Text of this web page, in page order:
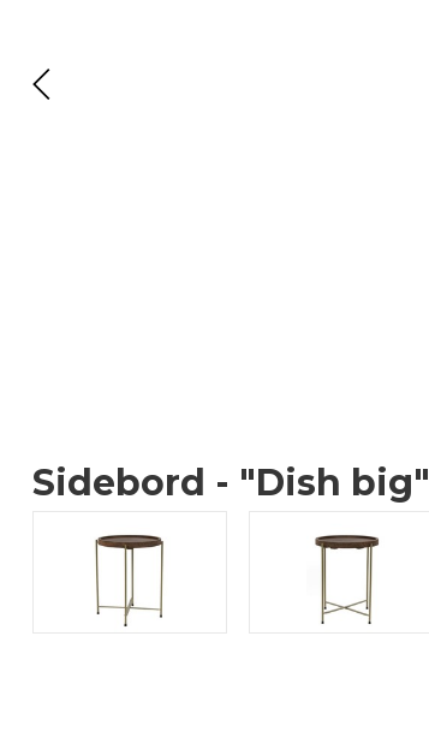
Sidebord - "Dish big"